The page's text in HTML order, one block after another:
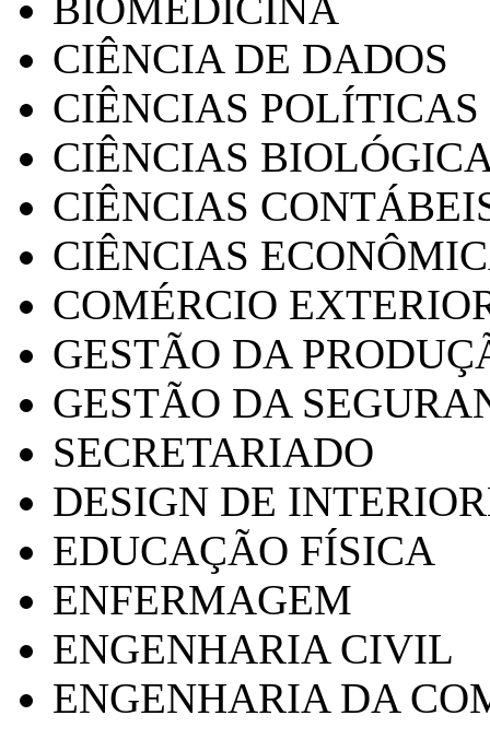
CIÊNCIA DE DADOS
CIÊNCIAS POLÍTICAS
CIÊNCIAS
CIÊNCIAS
CIÊNCIAS
COMÉRCIO
GESTÃO DA
GESTÃO DA
SECRETARIADO
DESIGN DE
EDUCAÇÃO FÍSICA
ENFERMAGEM
ENGENHARIA CIVIL
ENGENHARIA DA